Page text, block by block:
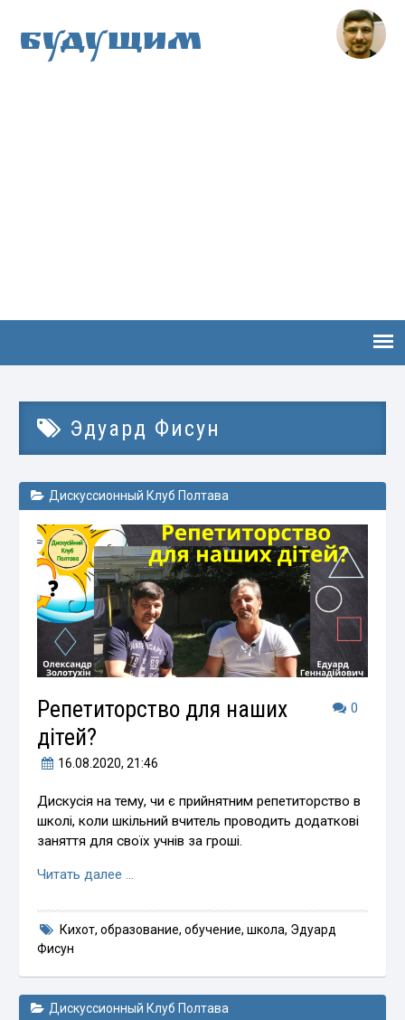
Будущим
Эдуард Фисун
Дискуссионный Клуб Полтава
0
Репетиторство для наших
дітей?
16.08.2020, 21:46
Дискусія на тему, чи є прийнятним репетиторство в
школі, коли шкільний вчитель проводить додаткові
заняття для своїх учнів за гроші.
Читать далее …
Кихот, образование, обучение, школа, Эдуард
Фисун
Дискуссионный Клуб Полтава